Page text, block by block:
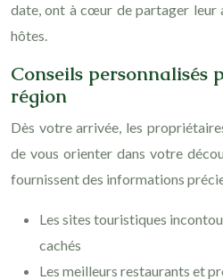
date, ont à cœur de partager leur
hôtes.
Conseils personnalisés
région
Dès votre arrivée, les
de vous orienter dans votre
fournissent des informations
Les sites touristiques
cachés
Les meilleurs restaurants et